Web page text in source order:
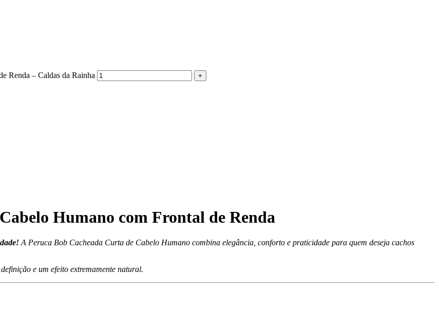
Renda – Caldas da Rainha
Humano com Frontal de Renda
A Peruca Bob Cacheada Curta de Cabelo Humano combina elegância, conforto e praticidade para quem deseja cachos
e um efeito extremamente natural.